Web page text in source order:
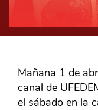
Mañana 1 de
canal de
el sábado en la